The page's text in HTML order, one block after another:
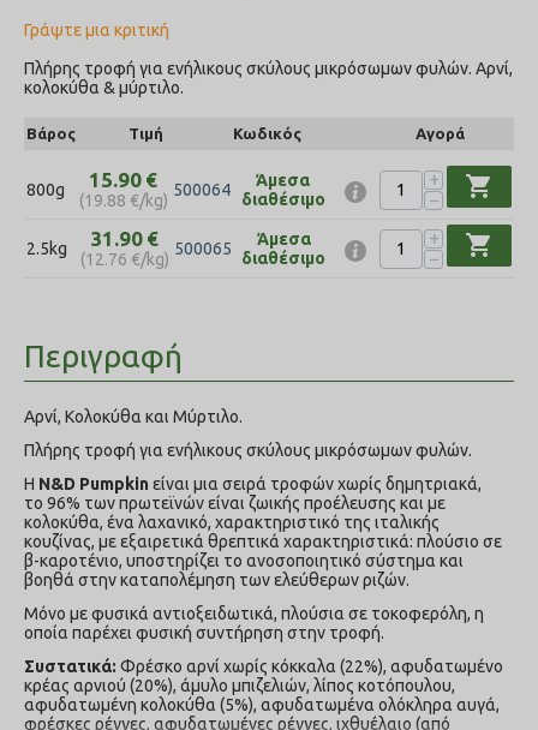
Γράψτε μια κριτική
Πλήρης τροφή για ενήλικους σκύλους μικρόσωμων φυλών. Αρνί,
κολοκύθα & μύρτιλο.
Βάρος Τιμή Κωδικός Αγορά
800g 15.90 €
(19.88 €/kg)
500064
Άμεσα
διαθέσιμο
+
−
shopping_cart
2.5kg 31.90 €
(12.76 €/kg)
500065
Άμεσα
διαθέσιμο
+
−
shopping_cart
Περιγραφή
Αρνί, Κολοκύθα και Μύρτιλο.
Πλήρης τροφή για ενήλικους σκύλους μικρόσωμων φυλών.
Η N&D Pumpkin είναι μια σειρά τροφών χωρίς δημητριακά,
το 96% των πρωτεϊνών είναι ζωικής προέλευσης και με
κολοκύθα, ένα λαχανικό, χαρακτηριστικό της ιταλικής
κουζίνας, με εξαιρετικά θρεπτικά χαρακτηριστικά: πλούσιο σε
β-καροτένιο, υποστηρίζει το ανοσοποιητικό σύστημα και
βοηθά στην καταπολέμηση των ελεύθερων ριζών.
Μόνο με φυσικά αντιοξειδωτικά, πλούσια σε τοκοφερόλη, η
οποία παρέχει φυσική συντήρηση στην τροφή.
Συστατικά: Φρέσκο αρνί χωρίς κόκκαλα (22%), αφυδατωμένο
κρέας αρνιού (20%), άμυλο μπιζελιών, λίπoς κοτόπουλου,
αφυδατωμένη κολοκύθα (5%), αφυδατωμένα ολόκληρα αυγά,
φρέσκες ρέγγες, αφυδατωμένες ρέγγες, ιχθυέλαιο (από